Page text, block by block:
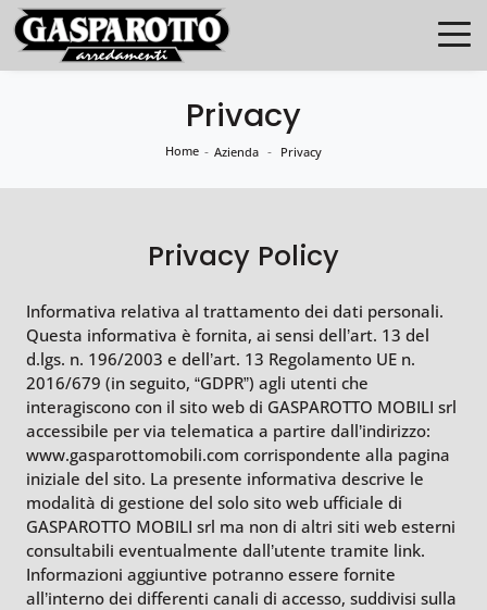
Privacy
Home - Azienda - Privacy
Privacy Policy
Informativa relativa al trattamento dei dati personali.
Questa informativa è fornita, ai sensi dell’art. 13 del
d.lgs. n. 196/2003 e dell’art. 13 Regolamento UE n.
2016/679 (in seguito, “GDPR”) agli utenti che
interagiscono con il sito web di GASPAROTTO MOBILI srl
accessibile per via telematica a partire dall’indirizzo:
www.gasparottomobili.com corrispondente alla pagina
iniziale del sito. La presente informativa descrive le
modalità di gestione del solo sito web ufficiale di
GASPAROTTO MOBILI srl ma non di altri siti web esterni
consultabili eventualmente dall’utente tramite link.
Informazioni aggiuntive potranno essere fornite
all’interno dei differenti canali di accesso, suddivisi sulla